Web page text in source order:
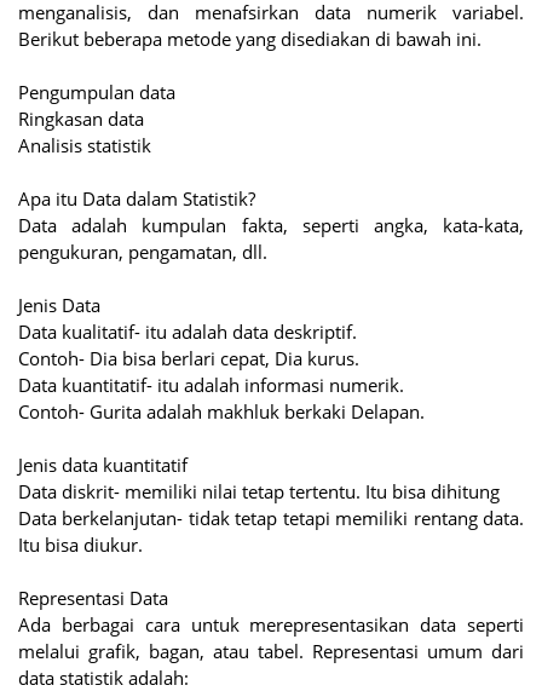
menganalisis, dan menafsirkan data numerik variabel.
Berikut beberapa metode yang disediakan di bawah ini.
Pengumpulan data
Ringkasan data
Analisis statistik
Apa itu Data dalam Statistik?
Data adalah kumpulan fakta, seperti angka, kata-kata,
pengukuran, pengamatan, dll.
Jenis Data
Data kualitatif- itu adalah data deskriptif.
Contoh- Dia bisa berlari cepat, Dia kurus.
Data kuantitatif- itu adalah informasi numerik.
Contoh- Gurita adalah makhluk berkaki Delapan.
Jenis data kuantitatif
Data diskrit- memiliki nilai tetap tertentu. Itu bisa dihitung
Data berkelanjutan- tidak tetap tetapi memiliki rentang data.
Itu bisa diukur.
Representasi Data
Ada berbagai cara untuk merepresentasikan data seperti
melalui grafik, bagan, atau tabel. Representasi umum dari
data statistik adalah: